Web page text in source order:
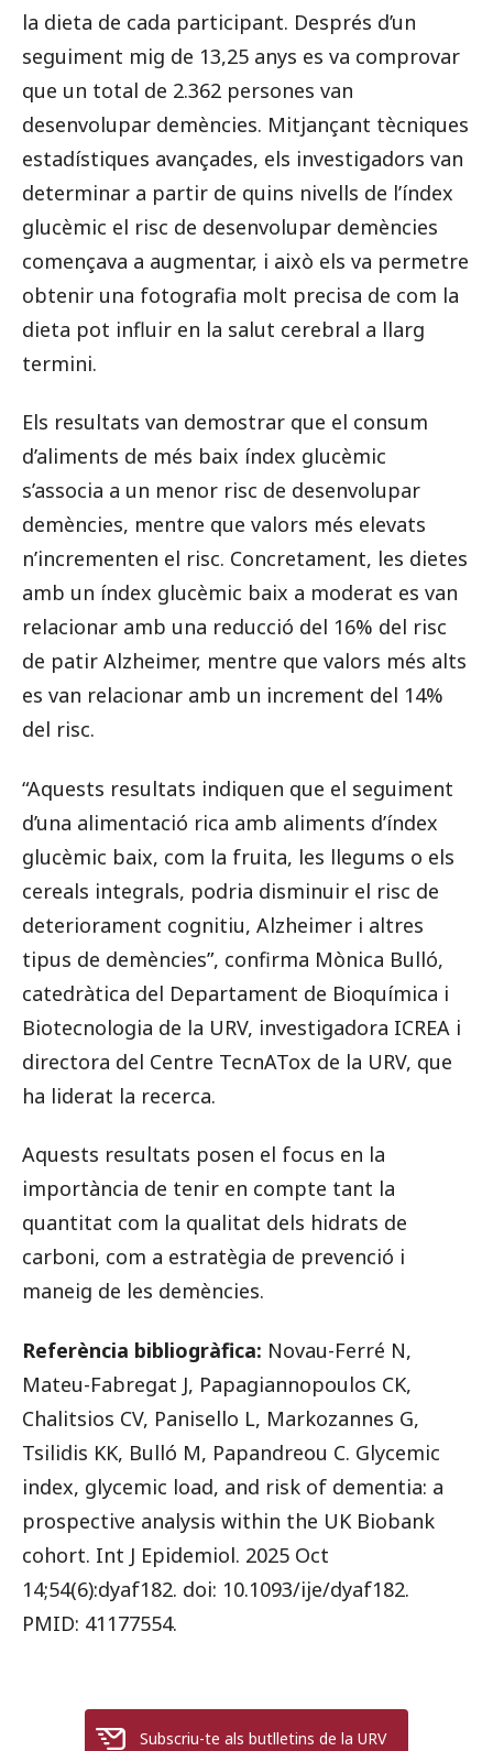
la dieta de cada participant. Després d’un
seguiment mig de 13,25 anys es va comprovar
que un total de 2.362 persones van
desenvolupar demències. Mitjançant tècniques
estadístiques avançades, els investigadors van
determinar a partir de quins nivells de l’índex
glucèmic el risc de desenvolupar demències
començava a augmentar, i això els va permetre
obtenir una fotografia molt precisa de com la
dieta pot influir en la salut cerebral a llarg
termini.
Els resultats van demostrar que el consum
d’aliments de més baix índex glucèmic
s’associa a un menor risc de desenvolupar
demències, mentre que valors més elevats
n’incrementen el risc. Concretament, les dietes
amb un índex glucèmic baix a moderat es van
relacionar amb una reducció del 16% del risc
de patir Alzheimer, mentre que valors més alts
es van relacionar amb un increment del 14%
del risc.
“Aquests resultats indiquen que el seguiment
d’una alimentació rica amb aliments d’índex
glucèmic baix, com la fruita, les llegums o els
cereals integrals, podria disminuir el risc de
deteriorament cognitiu, Alzheimer i altres
tipus de demències”, confirma Mònica Bulló,
catedràtica del Departament de Bioquímica i
Biotecnologia de la URV, investigadora ICREA i
directora del Centre TecnATox de la URV, que
ha liderat la recerca.
Aquests resultats posen el focus en la
importància de tenir en compte tant la
quantitat com la qualitat dels hidrats de
carboni, com a estratègia de prevenció i
maneig de les demències.
Referència bibliogràfica: Novau-Ferré N,
Mateu-Fabregat J, Papagiannopoulos CK,
Chalitsios CV, Panisello L, Markozannes G,
Tsilidis KK, Bulló M, Papandreou C. Glycemic
index, glycemic load, and risk of dementia: a
prospective analysis within the UK Biobank
cohort. Int J Epidemiol. 2025 Oct
14;54(6):dyaf182. doi: 10.1093/ije/dyaf182.
PMID: 41177554.
Subscriu-te als butlletins de la URV